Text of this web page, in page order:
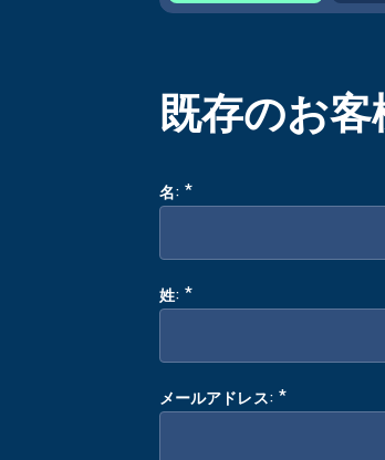
既存のお客
名:*
姓:*
メールアドレス: *